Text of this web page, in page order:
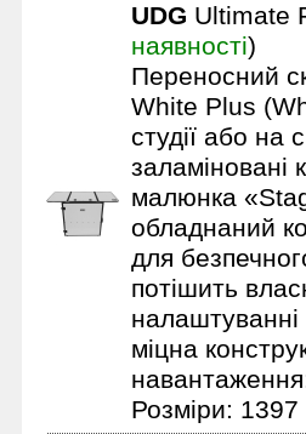
UDG Ultimate
наявності)
Переносний
White Plus
студії або на
заламіновані
малюнка
обладнаний
для
потішить
міцна
Розміри: